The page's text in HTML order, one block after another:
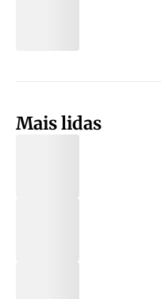
Mais lidas